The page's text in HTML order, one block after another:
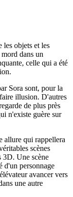
les objets et les
dans un
celle qui a été
Sora sont, pour la
illusion. D'autres
de plus près
n'existe guère sur
allure qui rappellera
scènes
3D. Une scène
d'un personnage
avancer vers
une autre